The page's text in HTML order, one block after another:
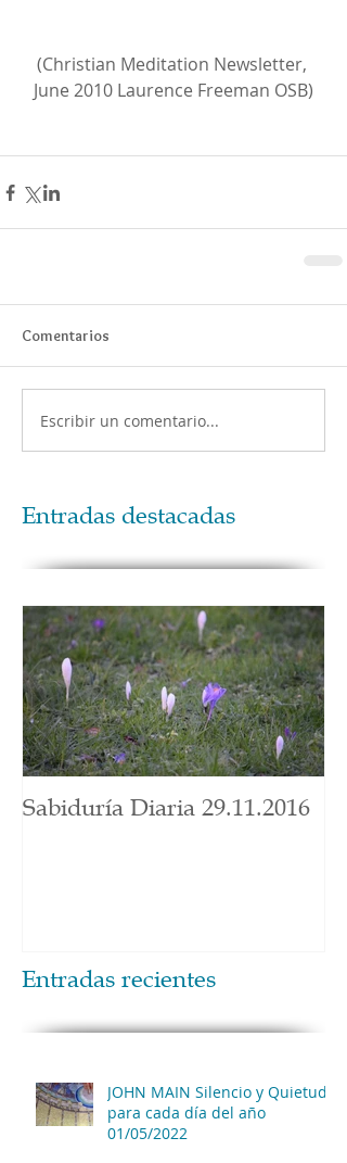
(Christian Meditation Newsletter,
June 2010 Laurence Freeman OSB)
Comentarios
Escribir un comentario...
Entradas destacadas
Sabiduría Diaria 29.11.2016
Entradas recientes
JOHN MAIN Silencio y Quietud
para cada día del año
01/05/2022